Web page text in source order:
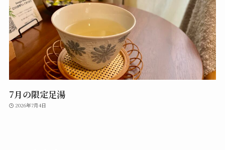
7月の限定足湯
2026年7月4日